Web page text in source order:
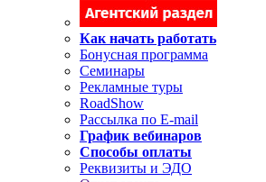
Как начать работать
Бонусная программа
Семинары
Рекламные туры
RoadShow
Рассылка по E-mail
График вебинаров
Способы оплаты
Реквизиты и ЭДО